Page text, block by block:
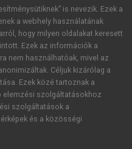
is nevezik. Ezek a
a webhely használatának
hogy milyen oldalakat keresett
Ezek az információk a
nem használhatóak, mivel az
Céljuk kizárólag a
Ezek közé tartoznak a
elemzési szolgáltatásokhoz
szolgáltatások a
és a közösségi